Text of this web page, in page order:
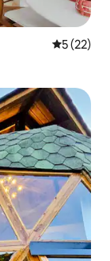
5 av 5 i
5 (22)